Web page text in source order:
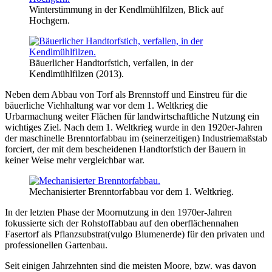
Winterstimmung in der Kendlmühlfilzen, Blick auf
Hochgern.
Bäuerlicher Handtorfstich, verfallen, in der
Kendlmühlfilzen (2013).
Neben dem Abbau von Torf als Brennstoff und Einstreu für die
bäuerliche Viehhaltung war vor dem 1. Weltkrieg die
Urbarmachung weiter Flächen für landwirtschaftliche Nutzung ein
wichtiges Ziel. Nach dem 1. Weltkrieg wurde in den 1920er-Jahren
der maschinelle Brenntorfabbau im (seinerzeitigen) Industriemaßstab
forciert, der mit dem bescheidenen Handtorfstich der Bauern in
keiner Weise mehr vergleichbar war.
Mechanisierter Brenntorfabbau vor dem 1. Weltkrieg.
In der letzten Phase der Moornutzung in den 1970er-Jahren
fokussierte sich der Rohstoffabbau auf den oberflächennahen
Fasertorf als Pflanzsubstrat(vulgo Blumenerde) für den privaten und
professionellen Gartenbau.
Seit einigen Jahrzehnten sind die meisten Moore, bzw. was davon